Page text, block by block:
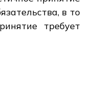
в то
требует